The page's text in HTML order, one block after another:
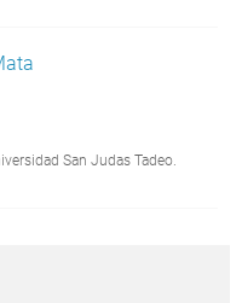
San Judas Tadeo.